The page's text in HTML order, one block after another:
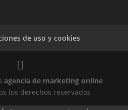
de uso y cookies
agencia de marketing online
los derechos reservados